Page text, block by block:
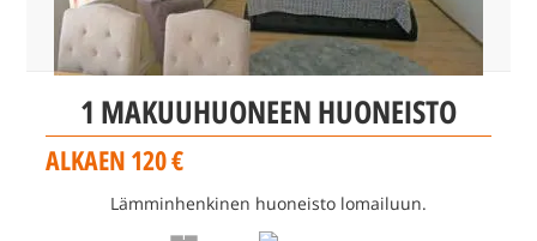
1 MAKUUHUONEEN HUONEISTO
ALKAEN 120 €
Lämminhenkinen huoneisto lomailuun.